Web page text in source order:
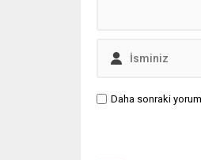
Daha sonraki